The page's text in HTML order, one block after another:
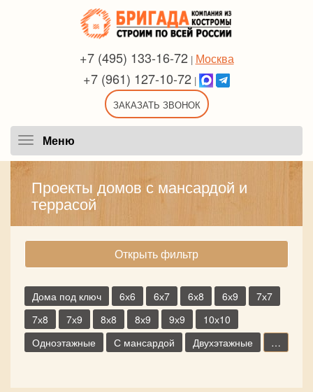
+7 (495) 133-16-72 | Москва
+7 (961) 127-10-72 |
ЗАКАЗАТЬ ЗВОНОК
Меню
Проекты домов с мансардой и
террасой
Открыть фильтр
Дома под ключ 6х6 6х7 6х8 6х9
7х7
7х8
7х9 8х8 8х9 9х9
10х10
Одноэтажные
С мансардой Двухэтажные …